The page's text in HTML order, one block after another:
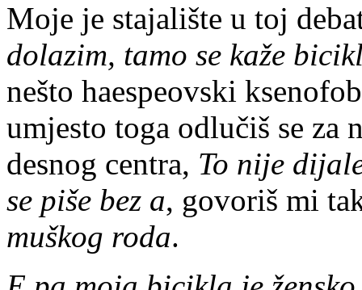
Moje je stajalište u toj
dolazim, tamo se kaže
nešto haespeovski
umjesto toga odlučiš se za
desnog centra, To nije
se piše bez a, govoriš mi
muškog roda.